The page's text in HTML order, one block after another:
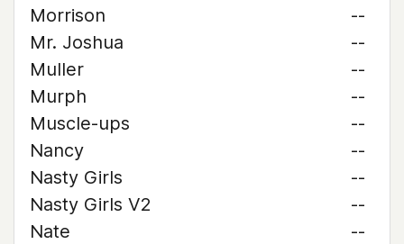
Morrison
--
Mr. Joshua
--
Muller
--
Murph
--
Muscle-ups
--
Nancy
--
Nasty Girls
--
Nasty Girls V2
--
Nate
--